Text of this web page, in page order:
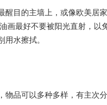
目的主墙上，或像欧美居
画最好不要被阳光直射，
水擦拭。
品可以多种多样，有主次分